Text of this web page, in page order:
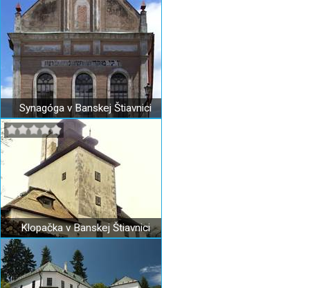
Synagóga v Banskej Štiavnici
Klopačka v Banskej Štiavnici